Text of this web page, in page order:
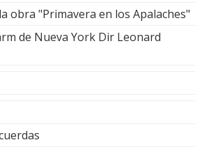
obra "Primavera en los Apalaches"
de Nueva York Dir Leonard